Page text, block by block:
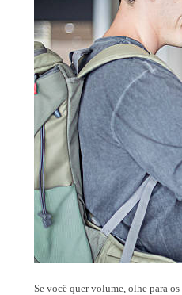
Se você quer volume, olhe para